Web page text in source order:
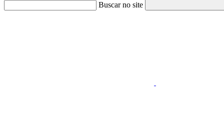
Buscar no site